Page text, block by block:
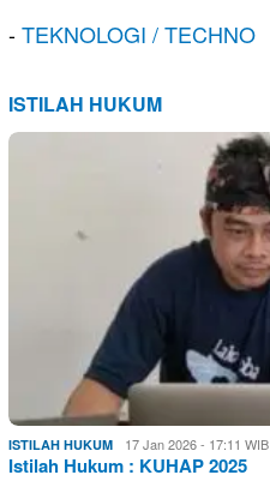
-TEKNOLOGI / TECHNO
ISTILAH HUKUM
ISTILAH HUKUM 17 Jan 2026 - 17:11 WIB
Istilah Hukum : KUHAP 2025